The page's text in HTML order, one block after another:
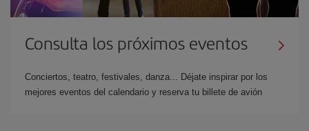
Consulta los próximos eventos
Conciertos, teatro, festivales, danza... Déjate inspirar por los
mejores eventos del calendario y reserva tu billete de avión